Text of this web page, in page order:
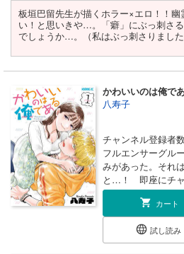
板垣巴留先生が描くホラー×エロ！！幽
い！と思いきや…。「癖」にぶっ刺さ
でしょうか…。（私はぶっ刺さりました
かわいいのは俺で
八寿子
チャンネル登録者
フルエンサーグル
みがあった。それ
と…！ 即座にチャ
い）を疑われて破
ら付き合ってる
を早抜けしようと
なり、後を追うべ
が、負けっぱなし
カート
試し読み